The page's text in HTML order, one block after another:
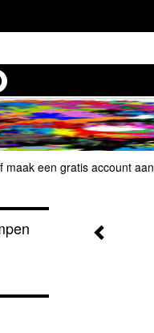
maak een gratis account aan